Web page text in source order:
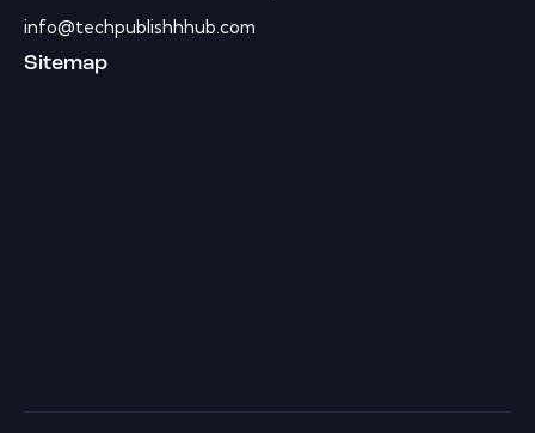
info@techpublishhhub.com
Sitemap